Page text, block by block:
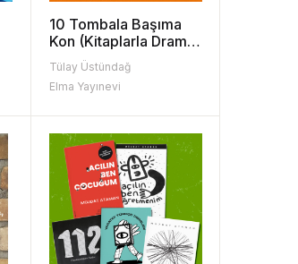
10 Tombala Başıma
Kon (Kitaplarla Drama
Atölyeleri)
Tülay Üstündağ
Elma Yayınevi